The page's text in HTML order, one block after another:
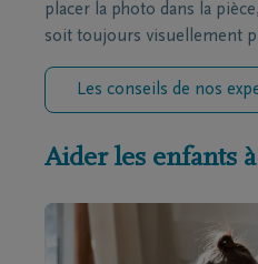
placer la photo dans la
soit toujours visuellement
Les conseils de nos
Aider les enfants